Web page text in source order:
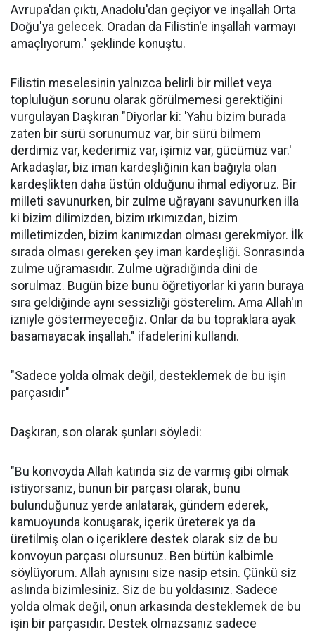
Avrupa'dan çıktı, Anadolu'dan geçiyor ve inşallah Orta
Doğu'ya gelecek. Oradan da Filistin'e inşallah varmayı
amaçlıyorum." şeklinde konuştu.
Filistin meselesinin yalnızca belirli bir millet veya
topluluğun sorunu olarak görülmemesi gerektiğini
vurgulayan Daşkıran "Diyorlar ki: 'Yahu bizim burada
zaten bir sürü sorunumuz var, bir sürü bilmem
derdimiz var, kederimiz var, işimiz var, gücümüz var.'
Arkadaşlar, biz iman kardeşliğinin kan bağıyla olan
kardeşlikten daha üstün olduğunu ihmal ediyoruz. Bir
milleti savunurken, bir zulme uğrayanı savunurken illa
ki bizim dilimizden, bizim ırkımızdan, bizim
milletimizden, bizim kanımızdan olması gerekmiyor. İlk
sırada olması gereken şey iman kardeşliği. Sonrasında
zulme uğramasıdır. Zulme uğradığında dini de
sorulmaz. Bugün bize bunu öğretiyorlar ki yarın buraya
sıra geldiğinde aynı sessizliği gösterelim. Ama Allah'ın
izniyle göstermeyeceğiz. Onlar da bu topraklara ayak
basamayacak inşallah." ifadelerini kullandı.
"Sadece yolda olmak değil, desteklemek de bu işin
parçasıdır"
Daşkıran, son olarak şunları söyledi:
"Bu konvoyda Allah katında siz de varmış gibi olmak
istiyorsanız, bunun bir parçası olarak, bunu
bulunduğunuz yerde anlatarak, gündem ederek,
kamuoyunda konuşarak, içerik üreterek ya da
üretilmiş olan o içeriklere destek olarak siz de bu
konvoyun parçası olursunuz. Ben bütün kalbimle
söylüyorum. Allah aynısını size nasip etsin. Çünkü siz
aslında bizimlesiniz. Siz de bu yoldasınız. Sadece
yolda olmak değil, onun arkasında desteklemek de bu
işin bir parçasıdır. Destek olmazsanız sadece